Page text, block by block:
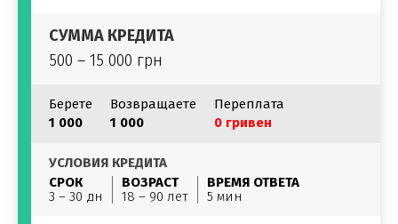
СУММА КРЕДИТА
500 – 15 000 грн
Берете
1 000
Возвращаете
1 000
Переплата
0 гривен
УСЛОВИЯ КРЕДИТА
СРОК
3 – 30 дн
ВОЗРАСТ
18 – 90 лет
ВРЕМЯ ОТВЕТА
5 мин